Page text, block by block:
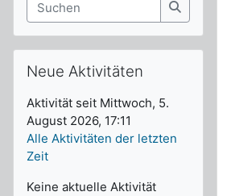
Suchen
Neue Aktivitäten
Aktivität seit Mittwoch, 5.
August 2026, 17:11
Alle Aktivitäten der letzten
Zeit
Keine aktuelle Aktivität